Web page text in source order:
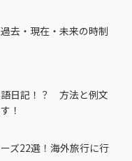
去・現在・未来の時制
日記！？ 方法と例文
！
ズ22選！海外旅行に行